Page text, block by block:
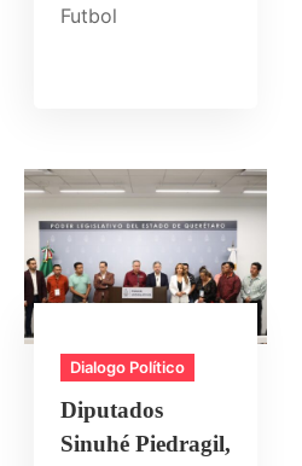
Futbol
Dialogo Político
Diputados
Sinuhé Piedragil,